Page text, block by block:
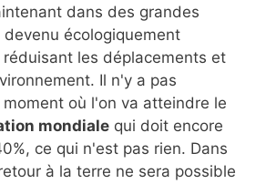
dans des grandes
écologiquement
les déplacements et
Il n'y a pas
où l'on va atteindre le
mondiale qui doit encore
ce qui n'est pas rien. Dans
à la terre ne sera possible